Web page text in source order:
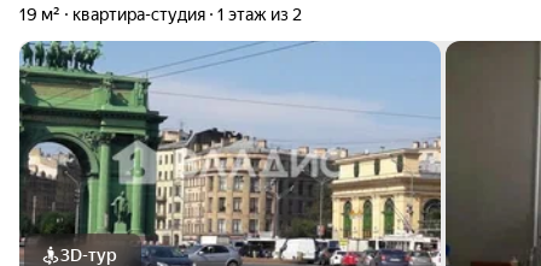
19 м² квартира-студия 1 этаж из 2
3D-тур